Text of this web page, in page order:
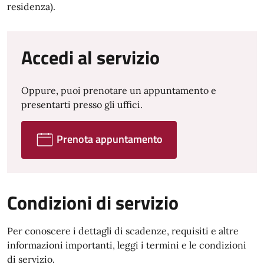
residenza).
Accedi al servizio
Oppure, puoi prenotare un appuntamento e
presentarti presso gli uffici.
Prenota appuntamento
Condizioni di servizio
Per conoscere i dettagli di scadenze, requisiti e altre
informazioni importanti, leggi i termini e le condizioni
di servizio.